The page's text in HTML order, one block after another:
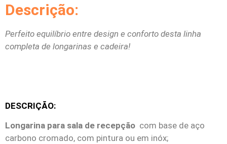
Descrição:
Perfeito equilíbrio entre design e conforto desta linha
completa de longarinas e cadeira!
DESCRIÇÃO:
Longarina para sala de recepção com base de aço
carbono cromado, com pintura ou em inóx;